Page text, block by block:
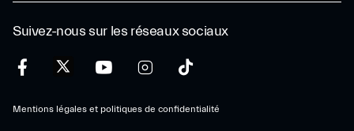
Suivez-nous sur les réseaux sociaux
Mentions légales et politiques de confidentialité